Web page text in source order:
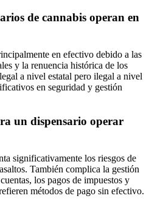
de cannabis operan en
en efectivo debido a las
y la renuencia histórica de los
a nivel estatal pero ilegal a nivel
en seguridad y gestión
un dispensario operar
significativamente los riesgos de
También complica la gestión
los pagos de impuestos y
métodos de pago sin efectivo.